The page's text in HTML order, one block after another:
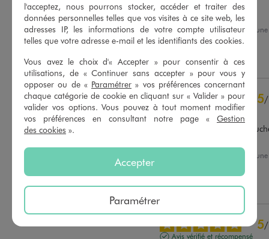
Basé sur 39 avis soumis à un
Voir tous les avis sur ce site
5étoiles
30
4étoiles
7
3étoiles
1
2étoiles
0
Parfait
Avis du14/07/2026 , suite à
01/07/2026 par Sonia G.
Utile (0) Signaler
5/
Avis vérifié et récompensé
Bonne qualité, doux au
, suite à
Utile(0) Signaler
5/
Avis vérifié et récompensé
l'acceptez, nous pourrons stocker, accéder et traiter des
données personnelles telles que vos visites à ce site web, les
adresses IP, les informations de votre compte utilisateur
telles que votre adresse e-mail et les identifiants des cookies.
Vous avez le choix d'« Accepter » pour consentir à ces
utilisations, de « Continuer sans accepter » pour vous y
opposer ou de « Paramétrer » vos préférences concernant
chaque catégorie de cookie en cliquant sur « Valider » pour
valider vos options. Vous pouvez à tout moment modifier
vos préférences en consultant notre page « Gestion
des cookies ».
Accepter
Paramétrer